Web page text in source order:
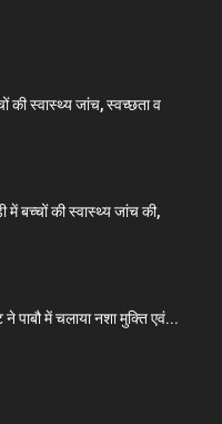
की स्वास्थ्य जांच, स्वच्छता व
बच्चों की स्वास्थ्य जांच की,
पाबौ में चलाया नशा मुक्ति एवं...